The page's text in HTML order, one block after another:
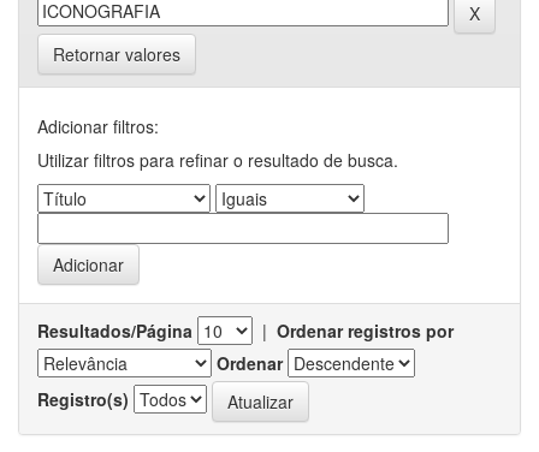
Retornar valores
Adicionar filtros:
Utilizar filtros para refinar o resultado de busca.
Resultados/Página | Ordenar registros por
Ordenar
Registro(s)